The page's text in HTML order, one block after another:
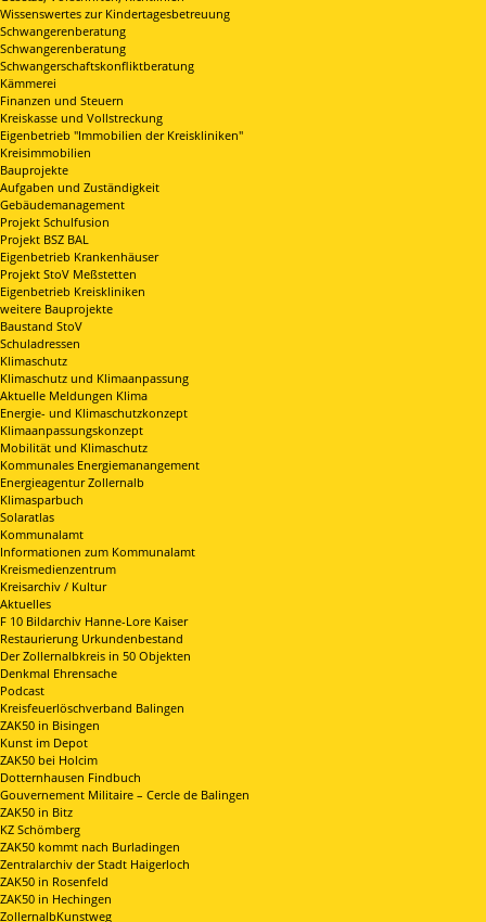
Wissenswertes zur Kindertagesbetreuung
Schwangerenberatung
Schwangerenberatung
Schwangerschaftskonfliktberatung
Kämmerei
Finanzen und Steuern
Kreiskasse und Vollstreckung
Eigenbetrieb "Immobilien der Kreiskliniken"
Kreisimmobilien
Bauprojekte
Aufgaben und Zuständigkeit
Gebäudemanagement
Projekt Schulfusion
Projekt BSZ BAL
Eigenbetrieb Krankenhäuser
Projekt StoV Meßstetten
Eigenbetrieb Kreiskliniken
weitere Bauprojekte
Baustand StoV
Schuladressen
Klimaschutz
Klimaschutz und Klimaanpassung
Aktuelle Meldungen Klima
Energie- und Klimaschutzkonzept
Klimaanpassungskonzept
Mobilität und Klimaschutz
Kommunales Energiemanangement
Energieagentur Zollernalb
Klimasparbuch
Solaratlas
Kommunalamt
Informationen zum Kommunalamt
Kreismedienzentrum
Kreisarchiv / Kultur
Aktuelles
F 10 Bildarchiv Hanne-Lore Kaiser
Restaurierung Urkundenbestand
Der Zollernalbkreis in 50 Objekten
Denkmal Ehrensache
Podcast
Kreisfeuerlöschverband Balingen
ZAK50 in Bisingen
Kunst im Depot
ZAK50 bei Holcim
Dotternhausen Findbuch
Gouvernement Militaire – Cercle de Balingen
ZAK50 in Bitz
KZ Schömberg
ZAK50 kommt nach Burladingen
Zentralarchiv der Stadt Haigerloch
ZAK50 in Rosenfeld
ZAK50 in Hechingen
ZollernalbKunstweg